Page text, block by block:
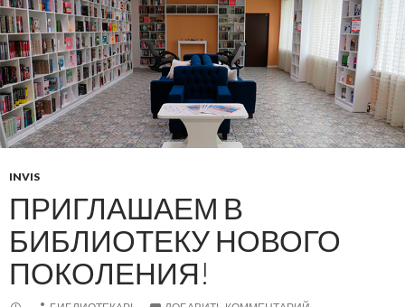
INVIS
ПРИГЛАШАЕМ В
БИБЛИОТЕКУ НОВОГО
ПОКОЛЕНИЯ!